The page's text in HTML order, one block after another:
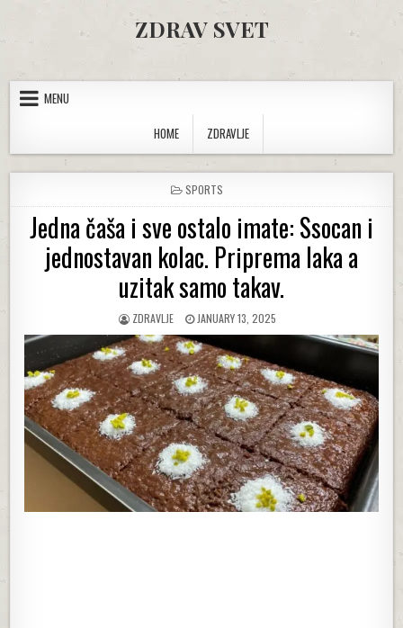
ZDRAV SVET
MENU
HOME
ZDRAVLJE
POSTED IN
SPORTS
Jedna čaša i sve ostalo imate: Ssocan i
jednostavan kolac. Priprema laka a
uzitak samo takav.
AUTHOR:
ZDRAVLJE PUBLISHED DATE:
JANUARY 13, 2025